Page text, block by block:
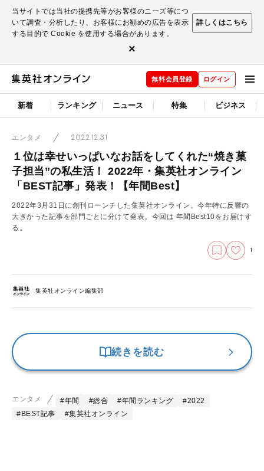
当サイトでは当社の提携先等がお客様のニーズ等につ
いて調査・分析したり、お客様にお勧めの広告を表示
する目的で Cookie を使用する場合があります。
詳しくはこちら
×
無料会員登録 ログイン
新着 ランキング ニュース 特集 ビジネス
エンタメ 2022.12.31
１位は幸せいっぱいなお話をしてくれた“焼き菓
子担当”の私生活！ 2022年・集英社オンライン
「BEST記事」発表！【年間Best】
2022年3月31日に創刊ローンチした集英社オンライン。今年特に反響の
大きかった記事を部門ごとに分けて発表。今回は 年間Best10をお届けす
る。
1
集英社オンライン編集部
続きを読む
エンタメ #年間 #総合 #年間ランキング
#2022
#BEST記事
#集英社オンライン